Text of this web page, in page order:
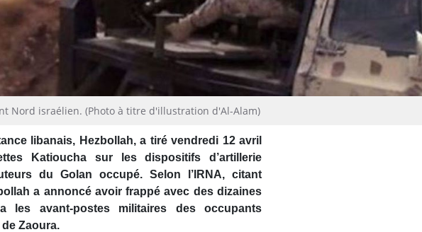
Nord israélien. (Photo à titre d'illustration d'Al-Alam)
libanais, Hezbollah, a tiré vendredi 12 avril
Katioucha sur les dispositifs d’artillerie
du Golan occupé. Selon l’IRNA, citant
a annoncé avoir frappé avec des dizaines
les avant-postes militaires des occupants
Zaoura.